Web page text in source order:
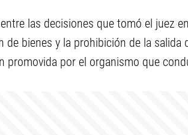
las decisiones que tomó el juez
de bienes y la prohibición de la salida
promovida por el organismo que